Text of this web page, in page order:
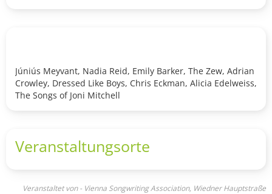
Júniús Meyvant, Nadia Reid, Emily Barker, The Zew, Adrian
Crowley, Dressed Like Boys, Chris Eckman, Alicia Edelweiss,
The Songs of Joni Mitchell
Veranstaltungsorte
Veranstaltet von - Vienna Songwriting Association, Wiedner Hauptstraße